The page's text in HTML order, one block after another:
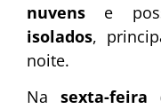
nuvens e
isolados,
noite.
Na sexta-feira